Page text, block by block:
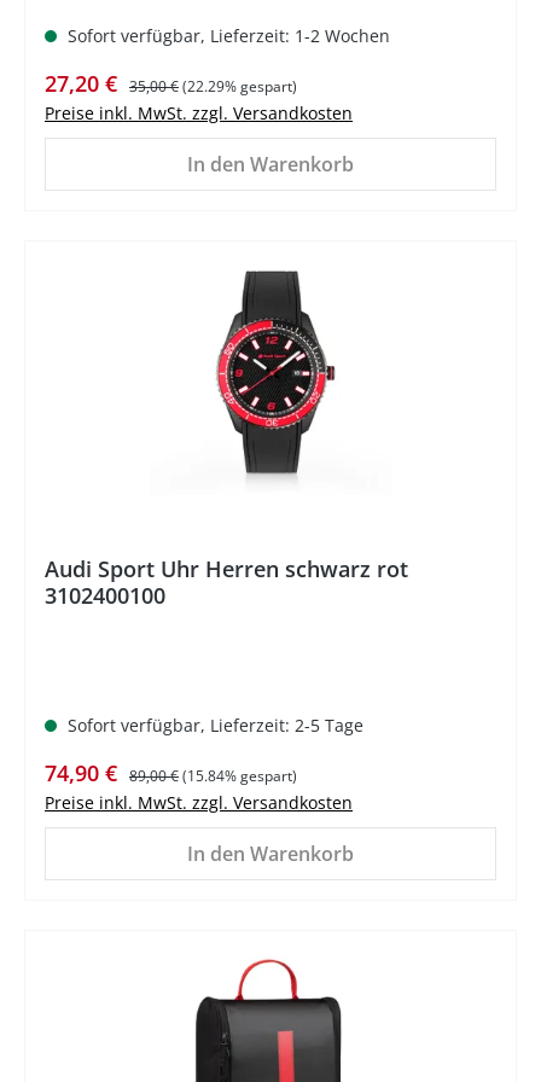
Sofort verfügbar, Lieferzeit: 1-2 Wochen
Verkaufspreis:
27,20 € Regulärer Preis:
35,00 €(22.29% gespart)
Preise inkl. MwSt. zzgl. Versandkosten
In den Warenkorb
Audi Sport Uhr Herren schwarz rot
3102400100
Sofort verfügbar, Lieferzeit: 2-5 Tage
Verkaufspreis:
74,90 € Regulärer Preis:
89,00 €(15.84% gespart)
Preise inkl. MwSt. zzgl. Versandkosten
In den Warenkorb